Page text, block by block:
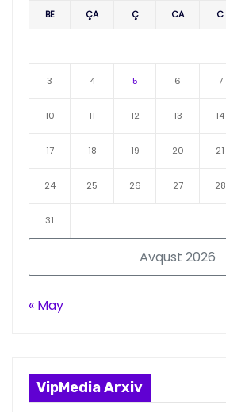
Avqust 2026
BE ÇA Ç CA C
3 4 5 6 7
10 11 12 13 14
17 18 19 20 21
24 25 26 27 28
31
« May
VipMedia Arxiv